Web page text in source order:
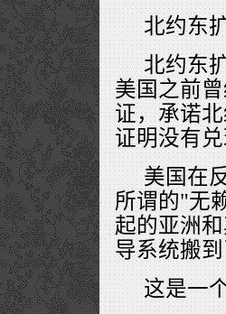
北约东
北约东
美国之前
证，承诺
证明没有
美国在
所谓的"无
起的亚洲
导系统搬
这是一